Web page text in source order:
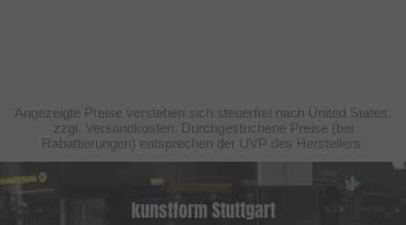
Angezeigte Preise verstehen sich steuerfrei nach United States,
zzgl. Versandkosten. Durchgestrichene Preise (bei
Rabattierungen) entsprechen der UVP des Herstellers.
kunstform Stuttgart